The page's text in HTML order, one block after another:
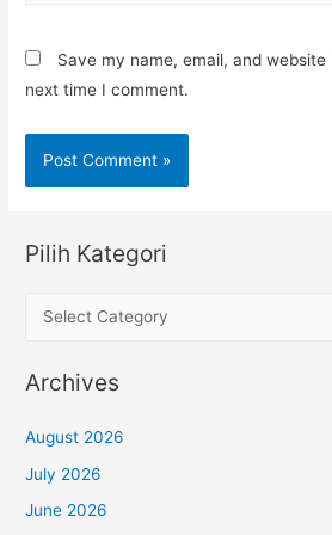
Save my name, email, and
next time I comment.
Pilih Kategori
h
K
a
Archives
August 2026
July 2026
June 2026